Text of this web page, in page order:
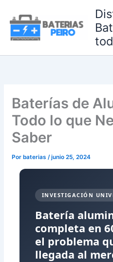
contenido
Baterías de
Todo lo que
Saber
Por baterias /junio 25, 2024
INVESTIGACIÓN
Batería
completa en
el problema
llegada al